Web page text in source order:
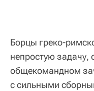
Борцы греко-
непростую задачу,
общекомандном
с сильными